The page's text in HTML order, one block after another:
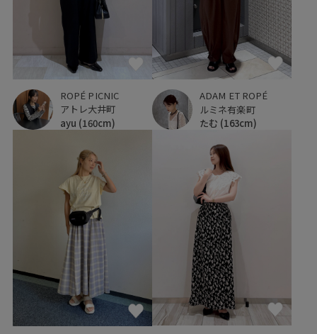
ROPÉ PICNIC
アトレ大井町
ayu (160cm)
ADAM ET ROPÉ
ルミネ有楽町
たむ (163cm)